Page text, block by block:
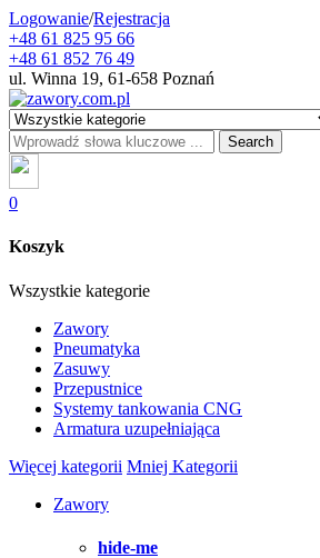
Logowanie/Rejestracja
+48 61 825 95 66
+48 61 852 76 49
ul. Winna 19, 61-658 Poznań
Search
0
Koszyk
Wszystkie kategorie
Zawory
Pneumatyka
Zasuwy
Przepustnice
Systemy tankowania CNG
Armatura uzupełniająca
Więcej kategorii Mniej Kategorii
Zawory
hide-me